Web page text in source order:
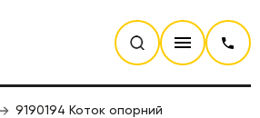
9190194 Коток опорний